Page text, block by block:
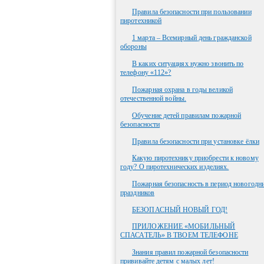
Правила безопасности при пользовании
пиротехникой
1 марта – Всемирный день гражданской
обороны
В каких ситуациях нужно звонить по
телефону «112»?
Пожарная охрана в годы великой
отечественной войны.
Обучение детей правилам пожарной
безопасности
Правила безопасности при установке ёлки
Какую пиротехнику приобрести к новому
году? О пиротехнических изделиях.
Пожарная безопасность в период
праздников
БЕЗОПАСНЫЙ НОВЫЙ ГОД!
ПРИЛОЖЕНИЕ «МОБИЛЬНЫЙ
СПАСАТЕЛЬ» В ТВОЕМ ТЕЛЕФОНЕ
Знания правил пожарной безопасности
прививайте детям с малых лет!